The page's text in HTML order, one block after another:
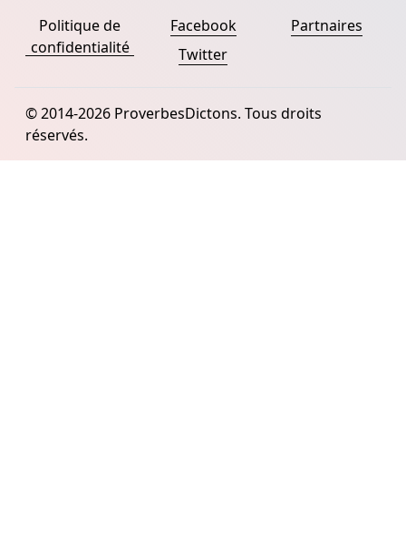
Politique de
confidentialité
Facebook
Twitter
Partnaires
© 2014-2026 ProverbesDictons. Tous droits
réservés.